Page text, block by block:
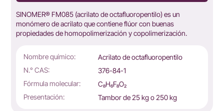
SINOMER® FM085 (acrilato de octafluoropentilo) es un
monómero de acrilato que contiene flúor con buenas
propiedades de homopolimerización y copolimerización.
Nombre químico:
Acrilato de octafluoropentilo
N.° CAS:
376-84-1
Fórmula molecular:
C₈H₆F₈O₂
Presentación:
Tambor de 25 kg o 250 kg